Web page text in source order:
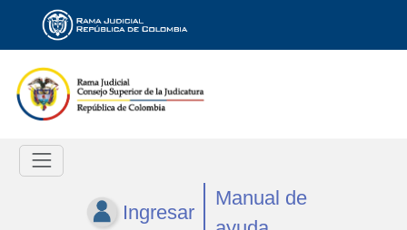
Ingresar
Manual de